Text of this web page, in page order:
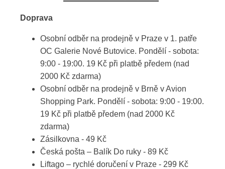
Doprava
Osobní odběr na prodejně v Praze v 1. patře
OC Galerie Nové Butovice. Pondělí - sobota:
9:00 - 19:00. 19 Kč při platbě předem (nad
2000 Kč zdarma)
Osobní odběr na prodejně v Brně v Avion
Shopping Park. Pondělí - sobota: 9:00 - 19:00.
19 Kč při platbě předem (nad 2000 Kč
zdarma)
Zásilkovna - 49 Kč
Česká pošta – Balík Do ruky - 89 Kč
Liftago – rychlé doručení v Praze - 299 Kč